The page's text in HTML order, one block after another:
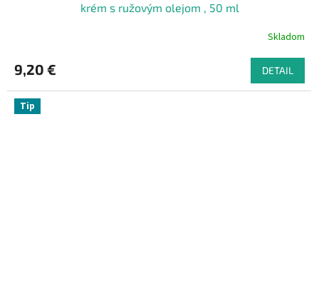
krém s ružovým olejom , 50 ml
Skladom
9,20 € DETAIL
Tip